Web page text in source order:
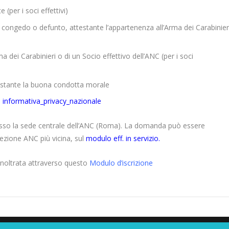
(per i soci effettivi)
o defunto, attestante l’appartenenza all’Arma dei
dei Carabinieri o di un Socio effettivo dell’ANC (per i soci
la buona condotta morale
informativa_privacy_nazionale
la sede centrale dell’ANC (Roma). La domanda può essere
ANC più vicina, sul modulo eff. in servizio.
attraverso questo Modulo d’iscrizione